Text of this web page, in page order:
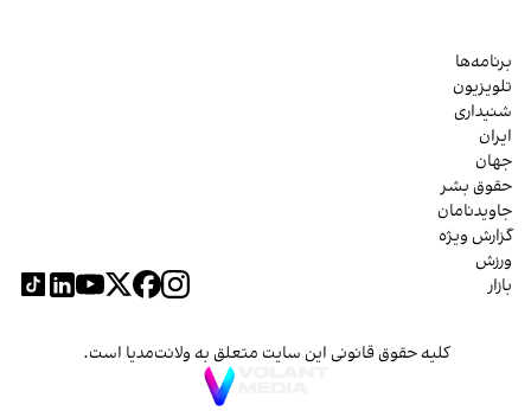
برنامه‌ها
تلویزیون
شنیداری
ایران
جهان
حقوق بشر
جاویدنامان
گزارش ویژه
ورزش
بازار
کلیه حقوق قانونی این سایت متعلق به ولانت‌مدیا است.